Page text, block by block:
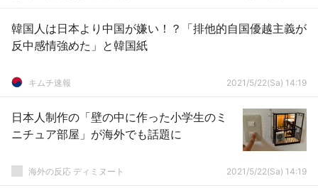
韓国人は日本より中国が嫌い！？「排他的自国優越主義が
反中感情強めた」と韓国紙
キムチ速報 2021/5/22(Sa) 14:19
日本人制作の「壁の中に作った小学生のミ
ニチュア部屋」が海外でも話題に
海外の反応 ディミヌート 2021/5/22(Sa) 14:19